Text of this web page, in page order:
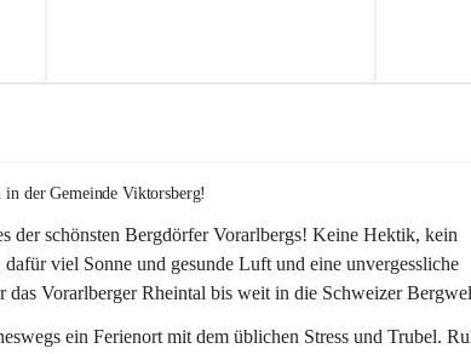
der Gemeinde Viktorsberg!
der schönsten Bergdörfer Vorarlbergs! Keine Hektik, kein
viel Sonne und gesunde Luft und eine unvergessliche
das Vorarlberger Rheintal bis weit in die Schweizer
ein Ferienort mit dem üblichen Stress und Trubel.